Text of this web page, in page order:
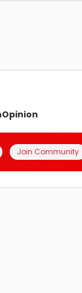
Opinion
Join Community